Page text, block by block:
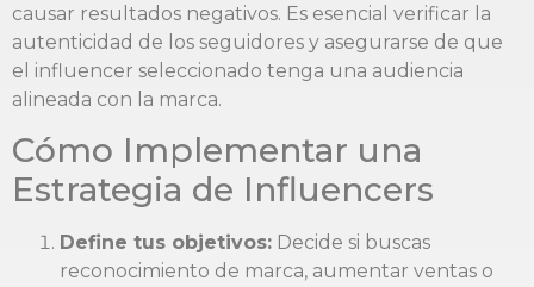
causar resultados negativos. Es esencial verificar la
autenticidad de los seguidores y asegurarse de que
el influencer seleccionado tenga una audiencia
alineada con la marca.
Cómo Implementar una
Estrategia de Influencers
Define tus objetivos: Decide si buscas
reconocimiento de marca, aumentar ventas o